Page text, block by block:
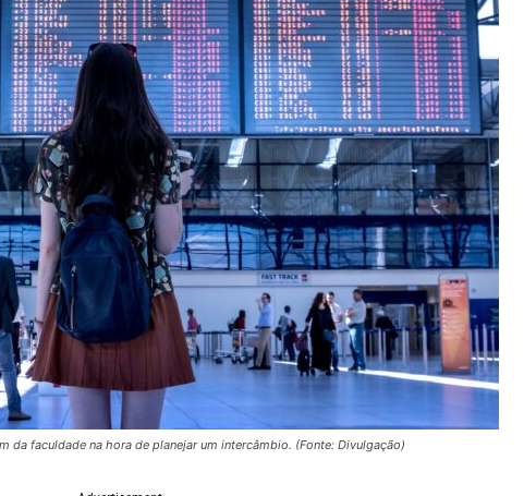
da faculdade na hora de planejar um intercâmbio. (Fonte: Divulgação)